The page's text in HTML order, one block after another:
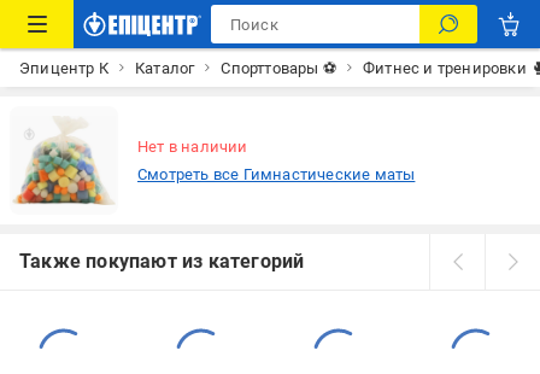
Эпицентр К Каталог Спорттовары ⚽ Фитнес и тренировки
Нет в наличии
Смотреть все Гимнастические маты
Также покупают из категорий